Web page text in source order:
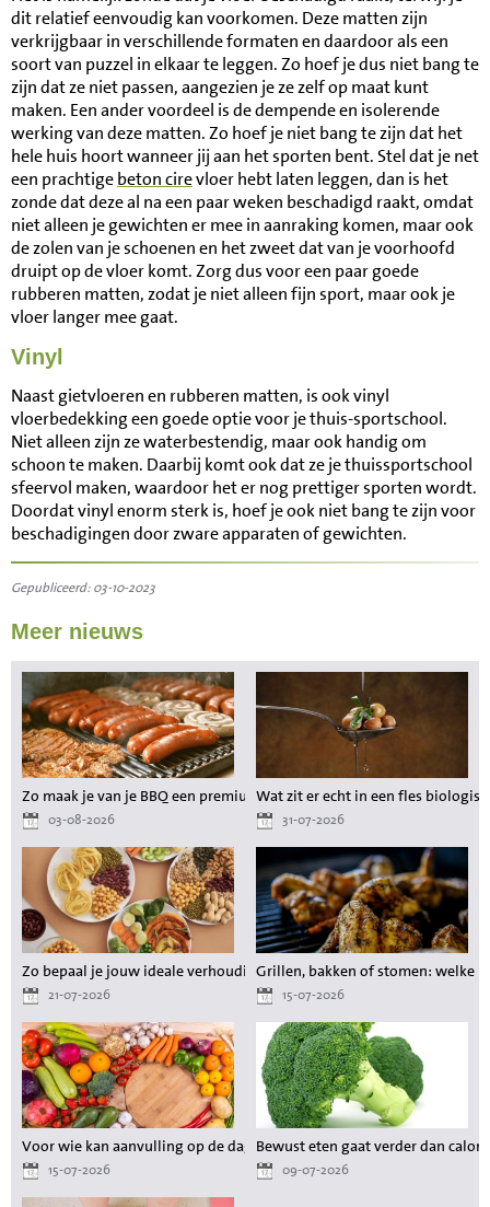
dit relatief eenvoudig kan voorkomen. Deze matten zijn
verkrijgbaar in verschillende formaten en daardoor als een
soort van puzzel in elkaar te leggen. Zo hoef je dus niet bang te
zijn dat ze niet passen, aangezien je ze zelf op maat kunt
maken. Een ander voordeel is de dempende en isolerende
werking van deze matten. Zo hoef je niet bang te zijn dat het
hele huis hoort wanneer jij aan het sporten bent. Stel dat je net
een prachtigebeton cirevloer hebt laten leggen, dan is het
zonde dat deze al na een paar weken beschadigd raakt, omdat
niet alleen je gewichten er mee in aanraking komen, maar ook
de zolen van je schoenen en het zweet dat van je voorhoofd
druipt op de vloer komt. Zorg dus voor een paar goede
rubberen matten, zodat je niet alleen fijn sport, maar ook je
vloer langer mee gaat.
Vinyl
Naast gietvloeren en rubberen matten, is ook vinyl
vloerbedekking een goede optie voor je thuis-sportschool.
Niet alleen zijn ze waterbestendig, maar ook handig om
schoon te maken. Daarbij komt ook dat ze je thuissportschool
sfeervol maken, waardoor het er nog prettiger sporten wordt.
Doordat vinyl enorm sterk is, hoef je ook niet bang te zijn voor
beschadigingen door zware apparaten of gewichten.
Gepubliceerd: 03-10-2023
Meer nieuws
Zo maak je van je BBQ een premium maaltijd zonder gedoe
03-08-2026
Wat zit er echt in een fles
31-07-2026
Zo bepaal je jouw ideale verhouding aan voedingsstoffen tijdens het
21-07-2026
Grillen, bakken of stomen: welke
15-07-2026
Voor wie kan aanvulling op de dagelijkse voeding waardevol zijn?
15-07-2026
Bewust eten gaat verder dan
09-07-2026